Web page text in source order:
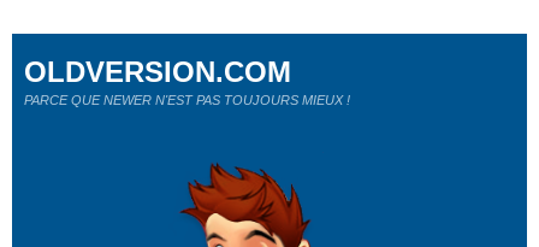
OLDVERSION.COM
PARCE QUE NEWER N'EST PAS TOUJOURS MIEUX !